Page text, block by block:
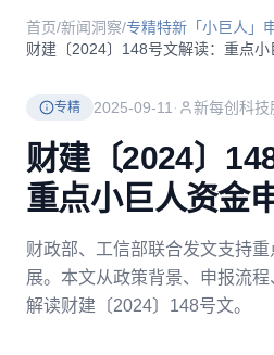
服务介绍
成功案例
新闻洞察
政策资源
FAQ
联系我们
首页/新闻洞察/专精特新「小巨人」
专精 2025-09-11 · 新每创科技
财建〔2024〕
重点小巨人资金
财政部、工信部联合发文支持
展。本文从政策背景、申报流
解读财建〔2024〕148号文。